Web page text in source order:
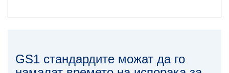
GS1 стандардите можат да го